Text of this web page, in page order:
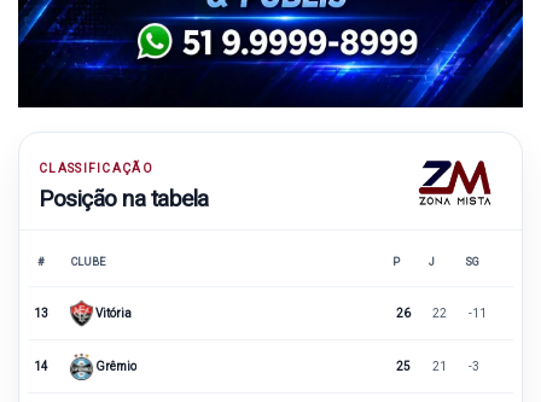
CLASSIFICAÇÃO
Posição na tabela
# CLUBE P J SG
13 Vitória 26 22 -11
14 Grêmio 25 21 -3